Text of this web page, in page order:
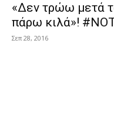
«Δεν τρώω μετά
πάρω κιλά»!
Σεπ 28, 2016